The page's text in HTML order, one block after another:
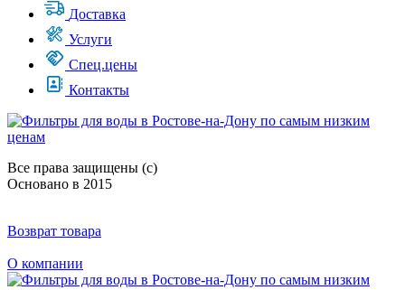
Доставка
Услуги
Спец.цены
Контакты
Все права защищены (с)
Основано в 2015
Возврат товара
О компании